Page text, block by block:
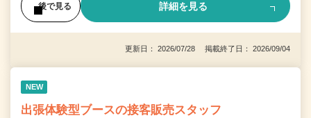
後で見る 詳細を見る
更新日： 2026/07/28 掲載終了日： 2026/09/04
NEW
出張体験型ブースの接客販売スタッフ